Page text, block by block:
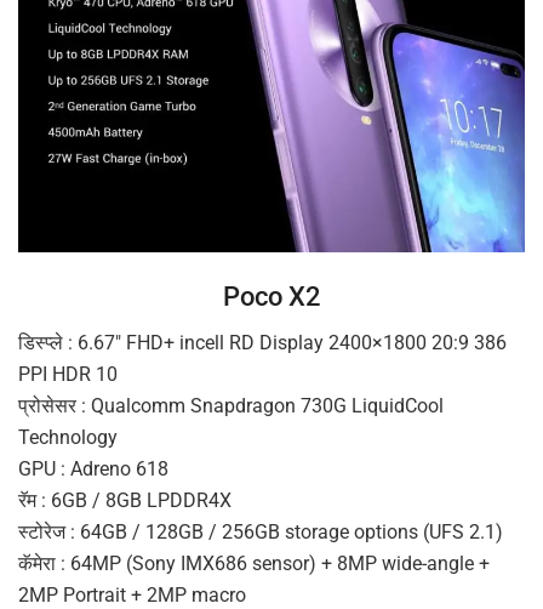
Poco X2
डिस्प्ले : 6.67″ FHD+ incell RD Display 2400×1800 20:9 386
PPI HDR 10
प्रोसेसर : Qualcomm Snapdragon 730G LiquidCool
Technology
GPU : Adreno 618
रॅम : 6GB / 8GB LPDDR4X
स्टोरेज : 64GB / 128GB / 256GB storage options (UFS 2.1)
कॅमेरा : 64MP (Sony IMX686 sensor) + 8MP wide-angle +
2MP Portrait + 2MP macro